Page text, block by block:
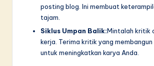
posting blog. Ini membuat
tajam.
Siklus Umpan Balik:Mintalah kritik
kerja. Terima kritik yang membangun
untuk meningkatkan karya Anda.